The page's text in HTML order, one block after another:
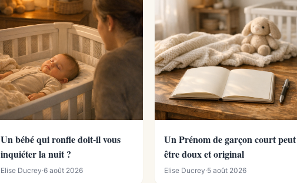
Un bébé qui ronfle doit-il vous
inquiéter la nuit ?
Elise Ducrey·6 août 2026
Un Prénom de garçon court peut
être doux et original
Elise Ducrey·5 août 2026